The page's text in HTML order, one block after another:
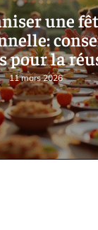
une
pour la
11 mars 2026